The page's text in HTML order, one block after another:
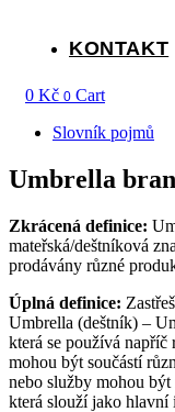
KONTAKT
0 Kč 0 Cart
Slovník pojmů
Umbrella
Zkrácená definice:
mateřská/deštníková
prodávány různé
Úplná definice:
Umbrella (deštník) –
která se používá
mohou být součástí
nebo služby mohou
která slouží jako hlavní